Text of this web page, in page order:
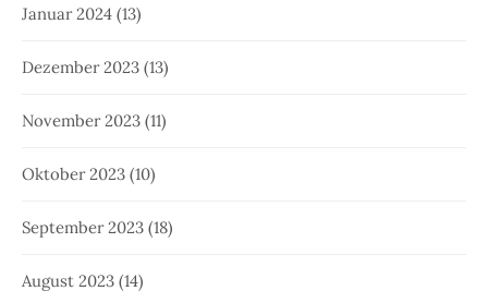
Januar 2024 (13)
Dezember 2023 (13)
November 2023 (11)
Oktober 2023 (10)
September 2023 (18)
August 2023 (14)